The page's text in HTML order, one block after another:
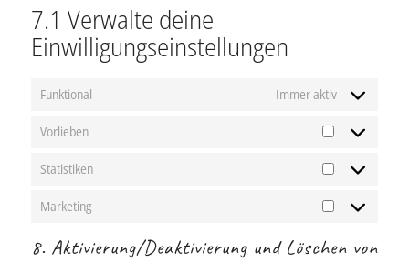
7.1 Verwalte deine
Einwilligungseinstellungen
Funktional Immer aktiv
Vorlieben
Vorlieben
Statistiken
Statistiken
Marketing
Marketing
8. Aktivierung/Deaktivierung und Löschen von